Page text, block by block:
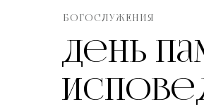
БОГОСЛУЖЕНИЯ
День